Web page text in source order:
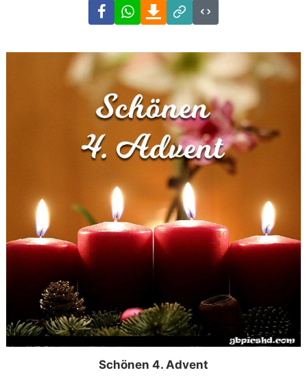
FacebookWhatsAppDownload
Link
Code
Schönen 4. Advent